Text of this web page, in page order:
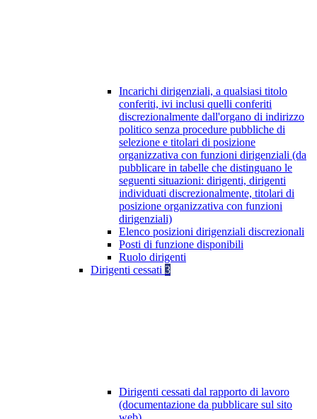
Incarichi dirigenziali, a qualsiasi titolo
conferiti, ivi inclusi quelli conferiti
discrezionalmente dall'organo di indirizzo
politico senza procedure pubbliche di
selezione e titolari di posizione
organizzativa con funzioni dirigenziali (da
pubblicare in tabelle che distinguano le
seguenti situazioni: dirigenti, dirigenti
individuati discrezionalmente, titolari di
posizione organizzativa con funzioni
dirigenziali)
Elenco posizioni dirigenziali discrezionali
Posti di funzione disponibili
Ruolo dirigenti
Dirigenti cessati 3
Dirigenti cessati dal rapporto di lavoro
(documentazione da pubblicare sul sito